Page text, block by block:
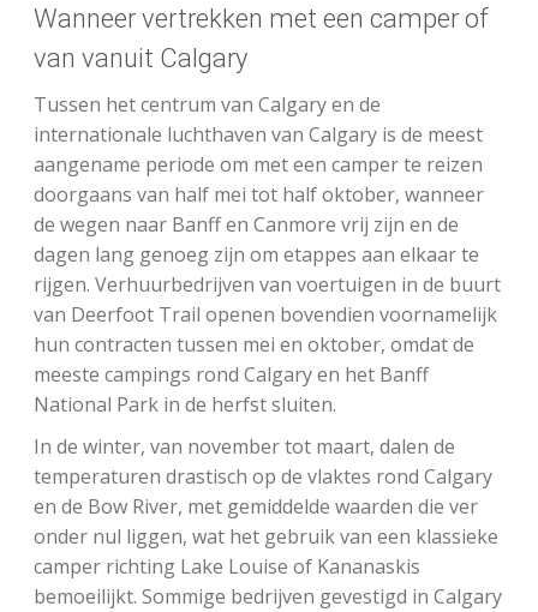
Wanneer vertrekken met een camper of
van vanuit Calgary
Tussen het centrum van Calgary en de
internationale luchthaven van Calgary is de meest
aangename periode om met een camper te reizen
doorgaans van half mei tot half oktober, wanneer
de wegen naar Banff en Canmore vrij zijn en de
dagen lang genoeg zijn om etappes aan elkaar te
rijgen. Verhuurbedrijven van voertuigen in de buurt
van Deerfoot Trail openen bovendien voornamelijk
hun contracten tussen mei en oktober, omdat de
meeste campings rond Calgary en het Banff
National Park in de herfst sluiten.
In de winter, van november tot maart, dalen de
temperaturen drastisch op de vlaktes rond Calgary
en de Bow River, met gemiddelde waarden die ver
onder nul liggen, wat het gebruik van een klassieke
camper richting Lake Louise of Kananaskis
bemoeilijkt. Sommige bedrijven gevestigd in Calgary